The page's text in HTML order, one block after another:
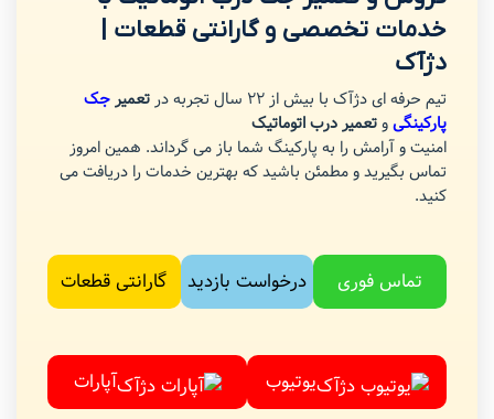
خدمات تخصصی و گارانتی قطعات |
دژآک
تیم حرفه ای دژآک با بیش از 22 سال تجربه در تعمیرجک
پارکینگیوتعمیر درب اتوماتیک
امنیت و آرامش را به پارکینگ شما باز می گرداند. همین امروز
تماس بگیرید و مطمئن باشید که بهترین خدمات را دریافت می
کنید.
تماس فوری درخواست بازدید گارانتی قطعات
یوتیوب آپارات